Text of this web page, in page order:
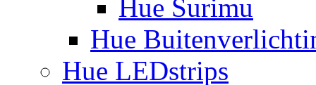
Hue Surimu
Hue
Hue LEDstrips